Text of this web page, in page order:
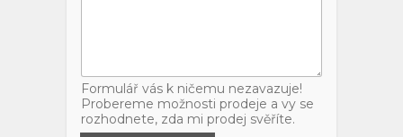
Formulář vás k ničemu nezavazuje!
Probereme možnosti prodeje a vy se
rozhodnete, zda mi prodej svěříte.